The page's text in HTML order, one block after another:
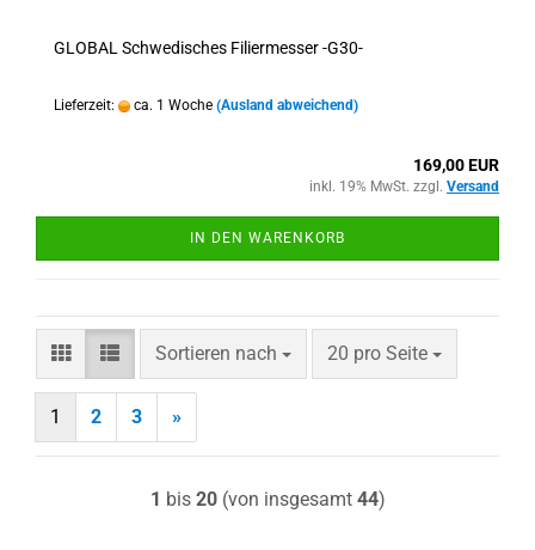
GLOBAL Schwedisches Filiermesser -G30-
Lieferzeit: ca. 1 Woche (Ausland abweichend)
169,00 EUR
inkl. 19% MwSt. zzgl. Versand
IN DEN WARENKORB
Sortieren nach
Sortieren nach 20 pro Seite
pro Seite
1 2 3 »
1 bis 20(von insgesamt 44)